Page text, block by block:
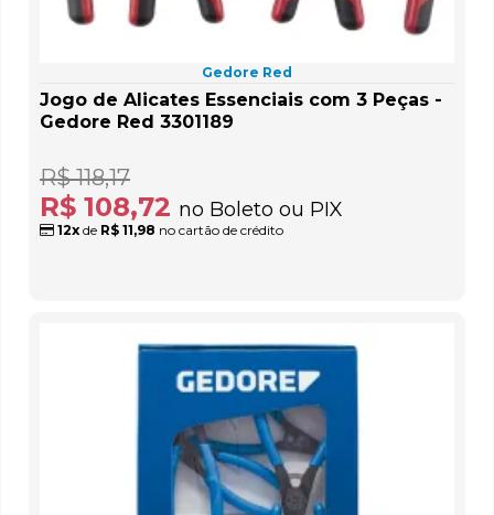
Gedore Red
Jogo de Alicates Essenciais com 3 Peças -
Gedore Red 3301189
R$ 108,72 no Boleto ou PIX
R$ 118,17
12x de R$ 11,98 no cartão de crédito